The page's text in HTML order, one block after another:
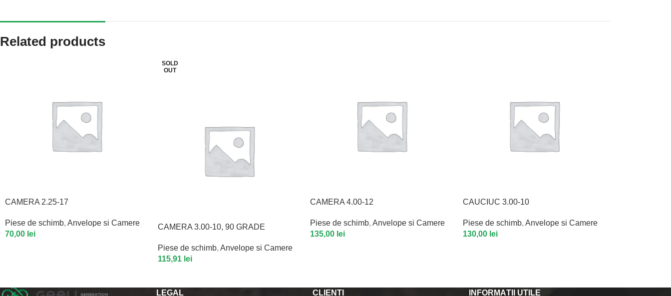
Related products
CAMERA 2.25-17
Piese de schimb, Anvelope si Camere
70,00 lei
SOLD
OUT
CAMERA 3.00-10, 90 GRADE
Piese de schimb, Anvelope si Camere
115,91 lei
CAMERA 4.00-12
Piese de schimb, Anvelope si Camere
135,00 lei
CAUCIUC 3.00-10
Piese de schimb, Anvelope si Camere
130,00 lei
LEGAL CLIENȚI INFORMAȚII UTILE